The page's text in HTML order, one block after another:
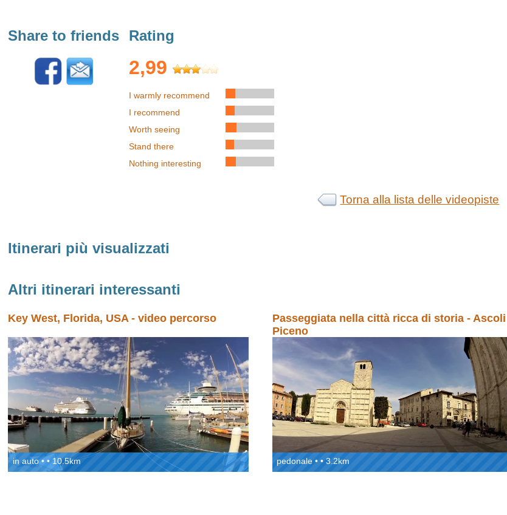
skilift
skilift
1.5km
1.0km
Share to friends Rating
2,99
I warmly recommend
I recommend
Worth seeing
Stand there
Nothing interesting
Torna alla lista delle videopiste
Itinerari più visualizzati
Altri itinerari interessanti
Key West, Florida, USA - video percorso
in auto • • 10.5km
Passeggiata nella città ricca di storia - Ascoli
Piceno
pedonale • • 3.2km